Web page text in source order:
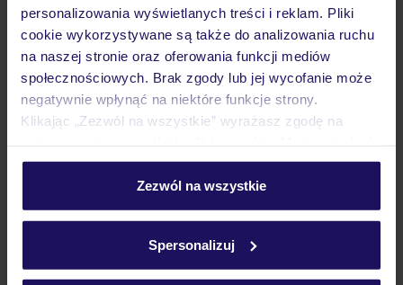
personalizowania wyświetlanych treści i reklam. Pliki
cookie wykorzystywane są także do analizowania ruchu
na naszej stronie oraz oferowania funkcji mediów
społecznościowych. Brak zgody lub jej wycofanie może
negatywnie wpłynąć na niektóre funkcje strony.
Klikając „Zezwól na wszystkie” wyrażasz zgodę na
personalizować swój wybór wchodząc w zakładkę
Szczegółowe informacje o plikach cookie znajdziesz
Zezwól na wszystkie
Spersonalizuj
Pokoje
Wyżywienie
Ważne informacje